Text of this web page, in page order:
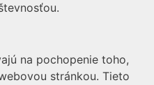
na pochopenie toho,
stránkou. Tieto